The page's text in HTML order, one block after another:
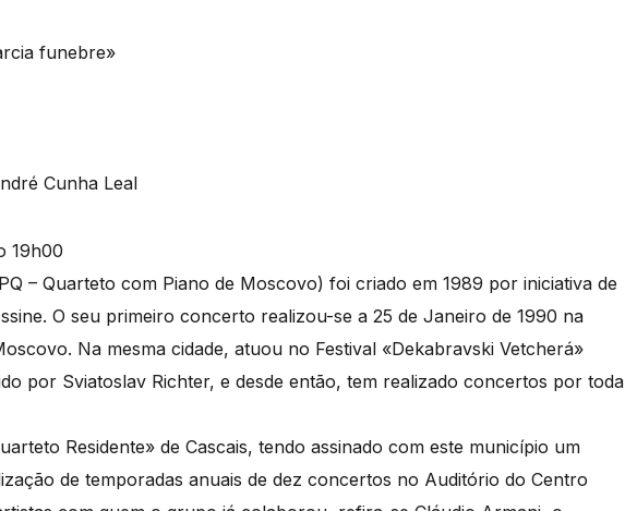
funebre»
Cunha Leal
– Quarteto com Piano de Moscovo) foi criado em 1989 por iniciativa de
O seu primeiro concerto realizou-se a 25 de Janeiro de 1990 na
Na mesma cidade, atuou no Festival «Dekabravski Vetcherá»
por Sviatoslav Richter, e desde então, tem realizado concertos por toda
Residente» de Cascais, tendo assinado com este município um
de temporadas anuais de dez concertos no Auditório do Centro